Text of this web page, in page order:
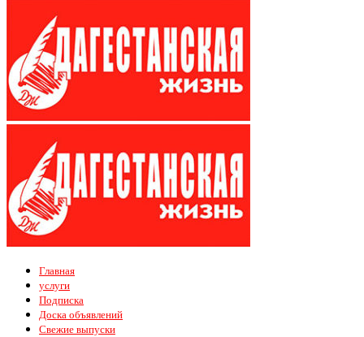
Главная
услуги
Подписка
Доска объявлений
Свежие выпуски